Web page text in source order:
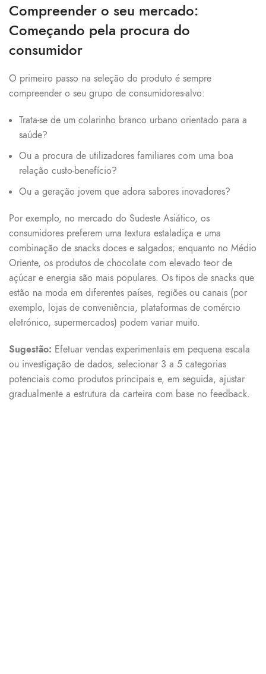
Compreender o seu mercado:
Começando pela procura do
consumidor
O primeiro passo na seleção do produto é sempre
compreender o seu grupo de consumidores-alvo:
Trata-se de um colarinho branco urbano orientado para a
saúde?
Ou a procura de utilizadores familiares com uma boa
relação custo-benefício?
Ou a geração jovem que adora sabores inovadores?
Por exemplo, no mercado do Sudeste Asiático, os
consumidores preferem uma textura estaladiça e uma
combinação de snacks doces e salgados; enquanto no Médio
Oriente, os produtos de chocolate com elevado teor de
açúcar e energia são mais populares. Os tipos de snacks que
estão na moda em diferentes países, regiões ou canais (por
exemplo, lojas de conveniência, plataformas de comércio
eletrónico, supermercados) podem variar muito.
Sugestão: Efetuar vendas experimentais em pequena escala
ou investigação de dados, selecionar 3 a 5 categorias
potenciais como produtos principais e, em seguida, ajustar
gradualmente a estrutura da carteira com base no feedback.